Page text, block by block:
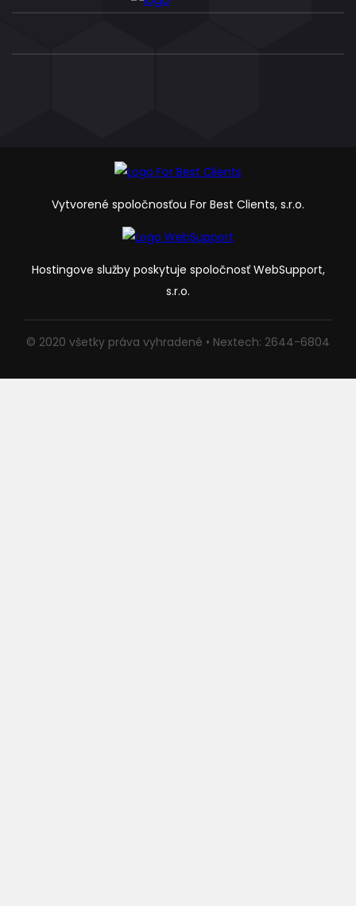
Vytvorené spoločnosťou For Best Clients, s.r.o.
Hostingove služby poskytuje spoločnosť WebSupport,
s.r.o.
© 2020 všetky práva vyhradené • Nextech: 2644-6804